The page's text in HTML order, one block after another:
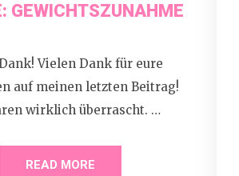
GEWICHTSZUNAHME
Vielen Dank für eure
auf meinen letzten Beitrag!
wirklich überrascht. …
READ MORE